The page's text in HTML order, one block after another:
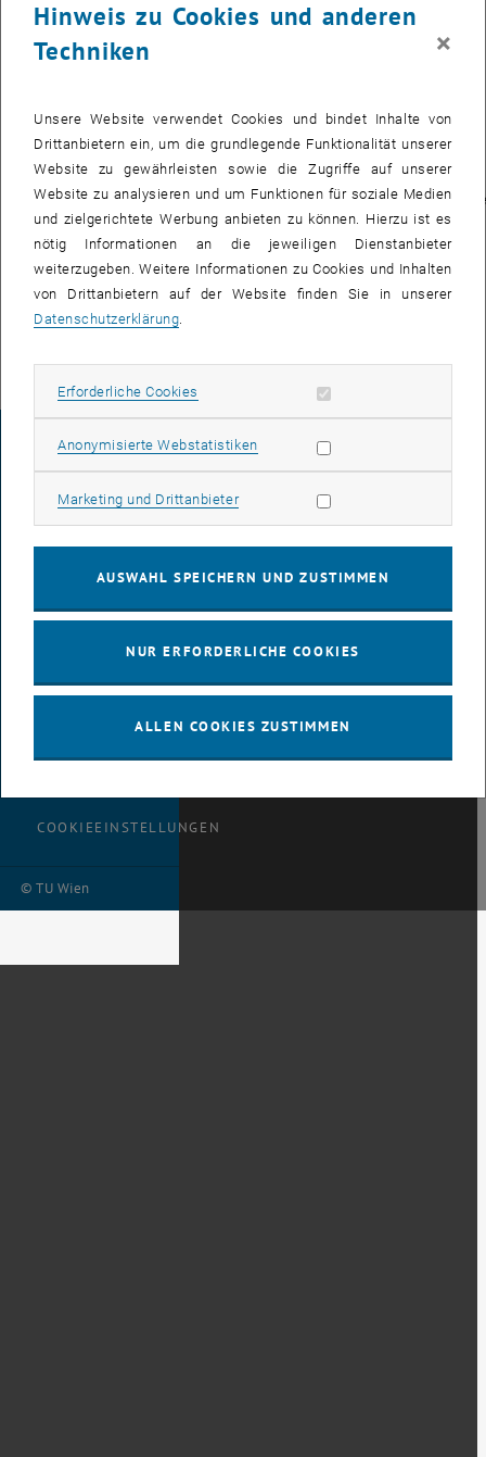
Veranstaltung bzw.
Fotos vom letzten
personalentwicklung
angebot
angebote_fuer_neue_mitarbeiterinnen
gettugether>www.tuwien.ac.at/dle/personalentwicklung/angebot/
Wir freuen uns auf
Ihre Teilnahme.
© TU Wien
IMPRESSUM
COOKIEEINSTELLUNGEN
Hinweis zu Cookies und anderen
Techniken
×
Unsere Website verwendet Cookies und bindet Inhalte von
Drittanbietern ein, um die grundlegende Funktionalität unserer
Website zu gewährleisten sowie die Zugriffe auf unserer
Website zu analysieren und um Funktionen für soziale Medien
und zielgerichtete Werbung anbieten zu können. Hierzu ist es
nötig Informationen an die jeweiligen Dienstanbieter
weiterzugeben. Weitere Informationen zu Cookies und Inhalten
von Drittanbietern auf der Website finden Sie in unserer
Datenschutzerklärung.
Erforderliche Cookies Erforderliche Cookies zulassen
Anonymisierte WebstatistikenStatistik Cookies zulassen
Marketing und DrittanbieterMarketing Cookies zulassen
AUSWAHL SPEICHERN UND ZUSTIMMEN
NUR ERFORDERLICHE COOKIES
ALLEN COOKIES ZUSTIMMEN